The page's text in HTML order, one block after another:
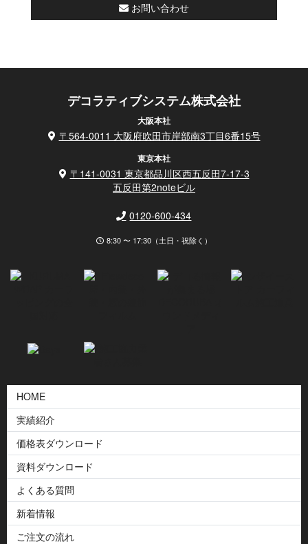
お問い合わせ
デコラティブシステム株式会社
大阪本社
〒564-0011 大阪府吹田市岸部南3丁目6番15号
東京本社
〒141-0031 東京都品川区西五反田7-17-3
五反田第2noteビル
0120-600-434
8:30 〜 17:30（土日・祝除く）
HOME
実績紹介
価格表ダウンロード
資料ダウンロード
よくある質問
新着情報
ご注文の流れ